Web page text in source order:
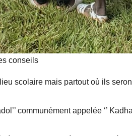
conseils
scolaire mais partout où ils
communément appelée ‘’